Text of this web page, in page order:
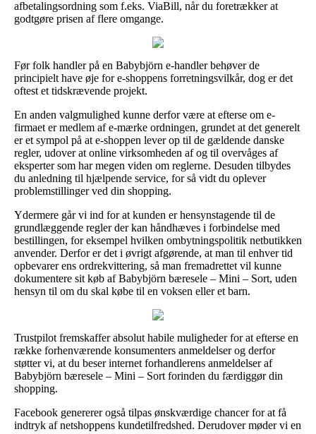
afbetalingsordning som f.eks. ViaBill, når du foretrækker at
godtgøre prisen af flere omgange.
Før folk handler på en Babybjörn e-handler behøver de
principielt have øje for e-shoppens forretningsvilkår, dog er det
oftest et tidskrævende projekt.
En anden valgmulighed kunne derfor være at efterse om e-
firmaet er medlem af e-mærke ordningen, grundet at det generelt
er et sympol på at e-shoppen lever op til de gældende danske
regler, udover at online virksomheden af og til overvåges af
eksperter som har megen viden om reglerne. Desuden tilbydes
du anledning til hjælpende service, for så vidt du oplever
problemstillinger ved din shopping.
Ydermere går vi ind for at kunden er hensynstagende til de
grundlæggende regler der kan håndhæves i forbindelse med
bestillingen, for eksempel hvilken ombytningspolitik netbutikken
anvender. Derfor er det i øvrigt afgørende, at man til enhver tid
opbevarer ens ordrekvittering, så man fremadrettet vil kunne
dokumentere sit køb af Babybjörn bæresele – Mini – Sort, uden
hensyn til om du skal købe til en voksen eller et barn.
Trustpilot fremskaffer absolut habile muligheder for at efterse en
række forhenværende konsumenters anmeldelser og derfor
støtter vi, at du beser internet forhandlerens anmeldelser af
Babybjörn bæresele – Mini – Sort forinden du færdiggør din
shopping.
Facebook genererer også tilpas ønskværdige chancer for at få
indtryk af netshoppens kundetilfredshed. Derudover møder vi en